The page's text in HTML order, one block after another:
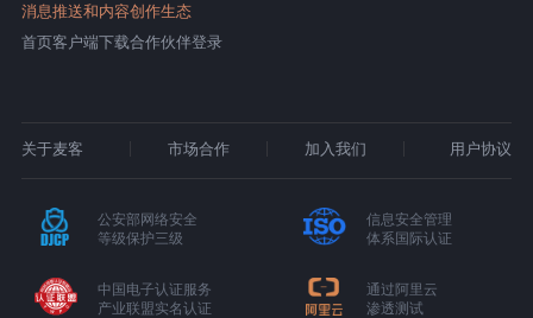
消息推送和内容创作生态
首页客户端下载合作伙伴登录
关于麦客 市场合作 加入我们 用户协议
公安部网络安全
等级保护三级
信息安全管理
体系国际认证
中国电子认证服务
产业联盟实名认证
通过阿里云
渗透测试